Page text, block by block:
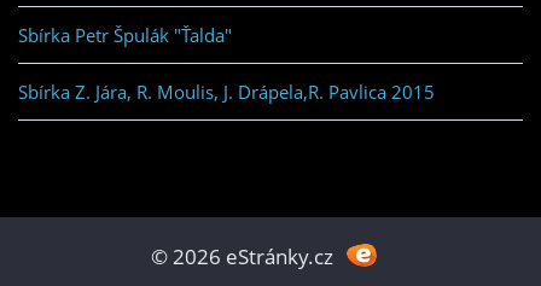
Sbírka Petr Špulák "Ťalda"
Sbírka Z. Jára, R. Moulis, J. Drápela,R. Pavlica 2015
© 2026 eStránky.cz